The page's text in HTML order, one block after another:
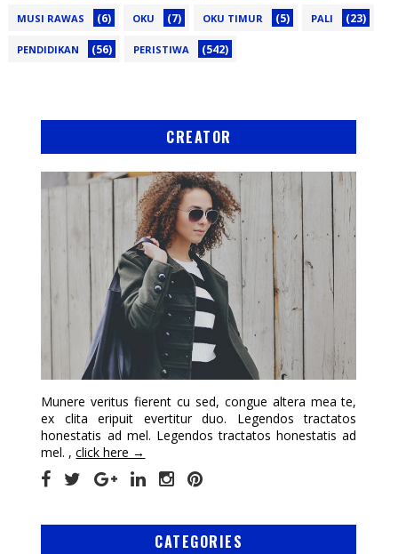
MUSI RAWAS (6) OKU (7) OKU TIMUR (5) PALI (23)
PENDIDIKAN (56) PERISTIWA (542)
CREATOR
Munere veritus fierent cu sed, congue altera mea te,
ex clita eripuit evertitur duo. Legendos tractatos
honestatis ad mel. Legendos tractatos honestatis ad
mel. ,click here →
CATEGORIES